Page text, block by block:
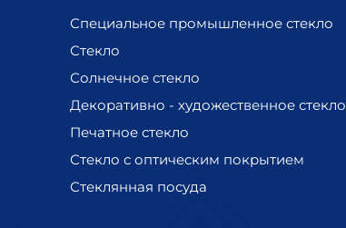
Специальное промышленное стекло
Стекло
Солнечное стекло
Декоративно - художественное стекло
Печатное стекло
Стекло с оптическим покрытием
Стеклянная посуда